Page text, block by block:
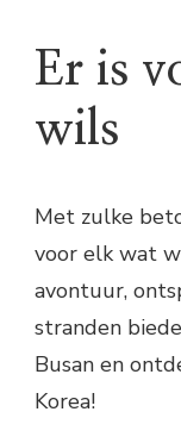
Er is
wils
Met zulke
voor elk wat
avontuur,
stranden
Busan en
Korea!